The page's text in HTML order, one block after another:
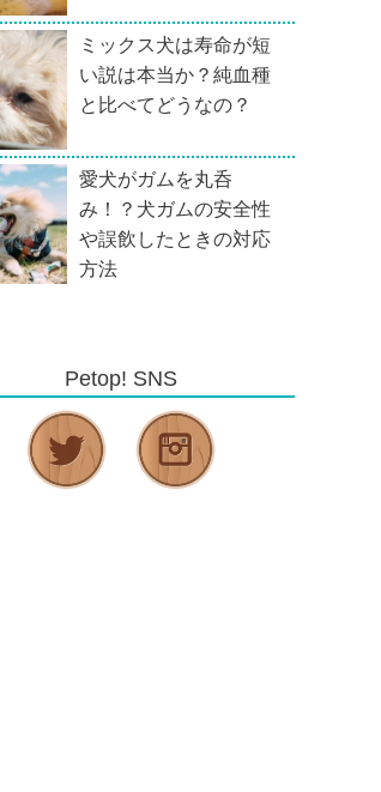
ミックス犬は寿命が短
い説は本当か？純血種
と比べてどうなの？
愛犬がガムを丸呑
み！？犬ガムの安全性
や誤飲したときの対応
方法
Petop! SNS